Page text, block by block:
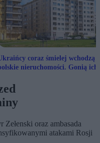
coraz śmielej wchodzą
nieruchomości. Gonią ich
oraz ambasada
atakami Rosji